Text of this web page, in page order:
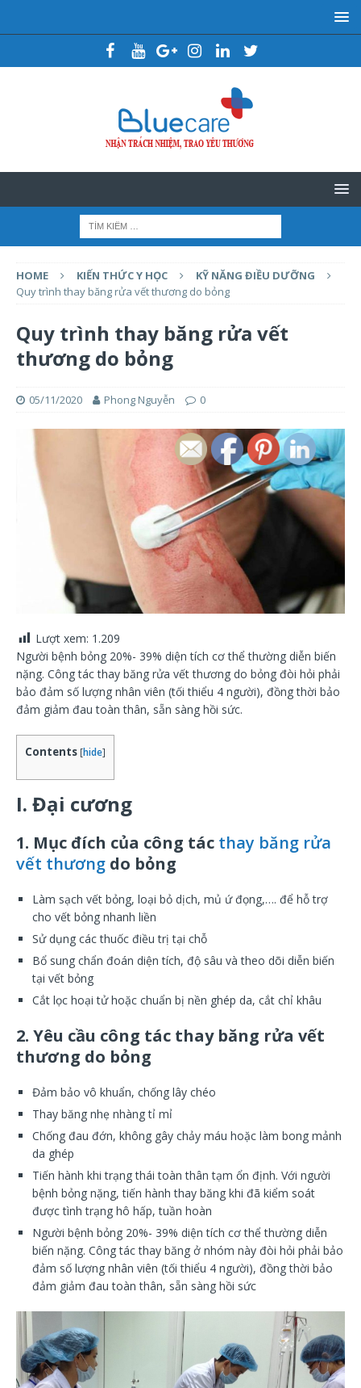
HOME KIẾN THỨC Y HỌC
KỸ NĂNG ĐIỀU DƯỠNG
Quy trình thay băng rửa vết thương do bỏng
Quy trình thay băng rửa vết
thương do bỏng
05/11/2020 Phong Nguyễn 0
Lượt xem: 1.209
Người bệnh bỏng 20%- 39% diện tích cơ thể thường diễn biến
nặng. Công tác thay băng rửa vết thương do bỏng đòi hỏi phải
bảo đảm số lượng nhân viên (tối thiểu 4 người), đồng thời bảo
đảm giảm đau toàn thân, sẵn sàng hồi sức.
Contents [hide]
I. Đại cương
1. Mục đích của công tác thay băng rửa
vết thương do bỏng
Làm sạch vết bỏng, loại bỏ dịch, mủ ứ đọng,…. để hỗ trợ
cho vết bỏng nhanh liền
Sử dụng các thuốc điều trị tại chỗ
Bổ sung chẩn đoán diện tích, độ sâu và theo dõi diễn biến
tại vết bỏng
Cắt lọc hoại tử hoặc chuẩn bị nền ghép da, cắt chỉ khâu
2. Yêu cầu công tác thay băng rửa vết
thương do bỏng
Đảm bảo vô khuẩn, chống lây chéo
Thay băng nhẹ nhàng tỉ mỉ
Chống đau đớn, không gây chảy máu hoặc làm bong mảnh
da ghép
Tiến hành khi trạng thái toàn thân tạm ổn định. Với người
bệnh bỏng nặng, tiến hành thay băng khi đã kiểm soát
được tình trạng hô hấp, tuần hoàn
Người bệnh bỏng 20%- 39% diện tích cơ thể thường diễn
biến nặng. Công tác thay băng ở nhóm này đòi hỏi phải bảo
đảm số lượng nhân viên (tối thiểu 4 người), đồng thời bảo
đảm giảm đau toàn thân, sẵn sàng hồi sức